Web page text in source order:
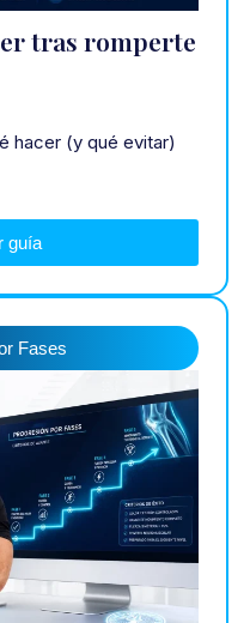
tras romperte
hacer (y qué evitar)
guía
Fases